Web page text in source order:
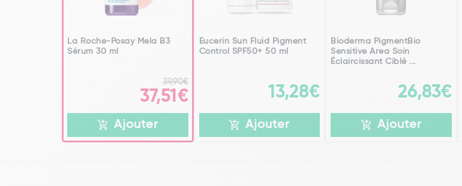
La Roche-Posay Mela B3
Sérum 30 ml
39,90€
37,51€
Ajouter
Eucerin Sun Fluid Pigment
Control SPF50+ 50 ml
13,28€
Ajouter
Bioderma PigmentBio
Sensitive Area Soin
Éclaircissant Ciblé ...
26,83€
Ajouter